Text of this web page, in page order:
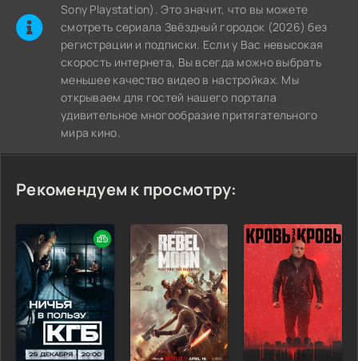
Sony Playstation). Это значит, что вы можете
cмотреть сериала Звёздный городок (2026) без
регистрации и подписки. Если у Вас невысокая
скорость интернета, Вы всегда можно выбрать
меньшее качество видео в настройках. Мы
открываем для гостей нашего портала
удивительное многообразие притягательного
мира кино.
Рекомендуем к просмотру: